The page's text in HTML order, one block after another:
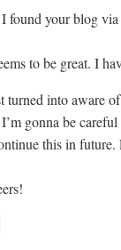
found your blog
to be great. I
turned into aware
gonna be
this in